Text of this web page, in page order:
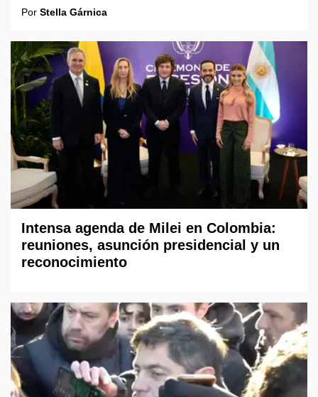
Por Stella Gárnica
Intensa agenda de Milei en Colombia:
reuniones, asunción presidencial y un
reconocimiento